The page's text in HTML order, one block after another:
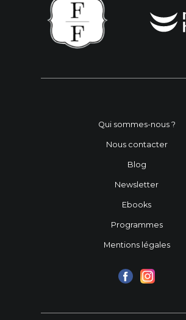
Qui sommes-nous ?
Nous contacter
Blog
Newsletter
Ebooks
Programmes
Mentions légales